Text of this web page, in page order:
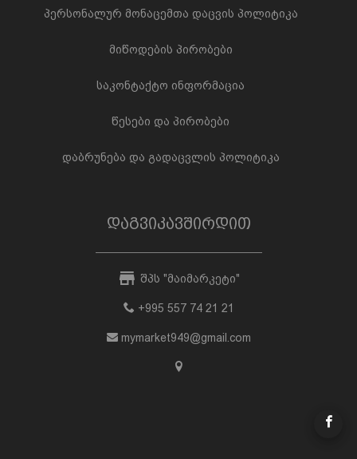
პერსონალურ მონაცემთა დაცვის პოლიტიკა
მიწოდების პირობები
საკონტაქტო ინფორმაცია
წესები და პირობები
დაბრუნება და გადაცვლის პოლიტიკა
დაგვიკავშირდით
შპს "მაიმარკეტი"
+995 557 74 21 21
mymarket949@gmail.com